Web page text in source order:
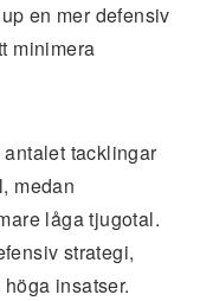
en mer defensiv
minimera
tacklingar
medan
låga tjugotal.
strategi,
insatser.